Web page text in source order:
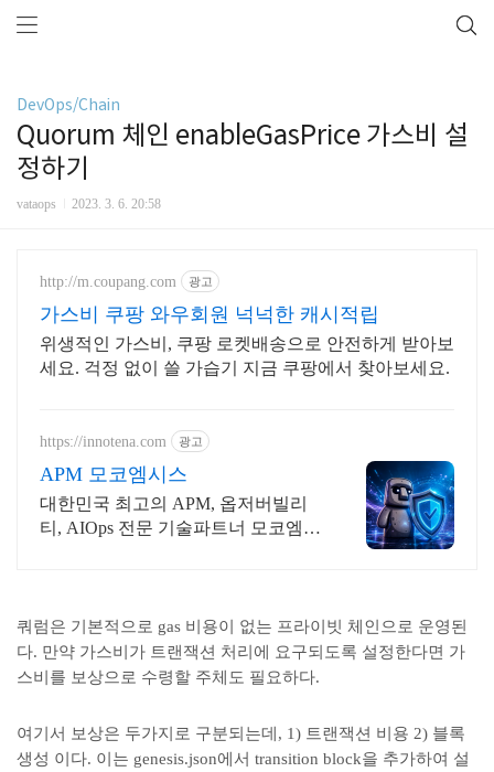
DevOps/Chain
Quorum 체인 enableGasPrice 가스비 설
정하기
vataops 2023. 3. 6. 20:58
http://m.coupang.com 광고
가스비 쿠팡 와우회원 넉넉한 캐시적립
위생적인 가스비, 쿠팡 로켓배송으로 안전하게 받아보
세요. 걱정 없이 쓸 가습기 지금 쿠팡에서 찾아보세요.
https://innotena.com 광고
APM 모코엠시스
대한민국 최고의 APM, 옵저버빌리
티, AIOps 전문 기술파트너 모코엠시
쿼럼은 기본적으로 gas 비용이 없는 프라이빗 체인으로 운영된
다. 만약 가스비가 트랜잭션 처리에 요구되도록 설정한다면 가
스비를 보상으로 수령할 주체도 필요하다.
여기서 보상은 두가지로 구분되는데, 1) 트랜잭션 비용 2) 블록
생성 이다. 이는 genesis.json에서 transition block을 추가하여 설